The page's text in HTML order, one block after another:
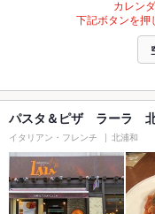
カレン
下記ボタンを押
パスタ＆ピザ ラーラ
イタリアン・フレンチ 北浦和